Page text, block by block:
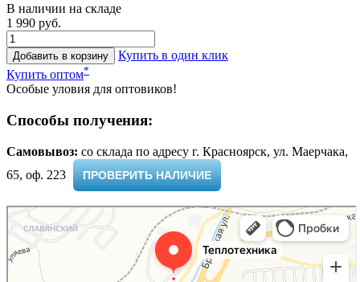
В наличии на складе
1 990 руб.
Добавить в корзину
Купить в один клик
Купить оптом*
Особые уловия для оптовиков!
Способы получения:
Самовывоз: cо склада по адресу г. Красноярск, ул. Маерчака,
65, оф. 223 ​
ПРОВЕРИТЬ НАЛИЧИЕ